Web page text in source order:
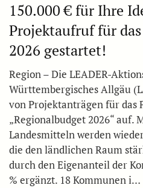
150.000 € für Ihre
Projektaufruf für
2026 gestartet!
Region – Die LEADER-
Württembergisches Allgäu
von Projektanträgen für das
„Regionalbudget 2026“ auf.
Landesmitteln werden
die den ländlichen Raum
durch den Eigenanteil der
% ergänzt. 18 Kommunen i…